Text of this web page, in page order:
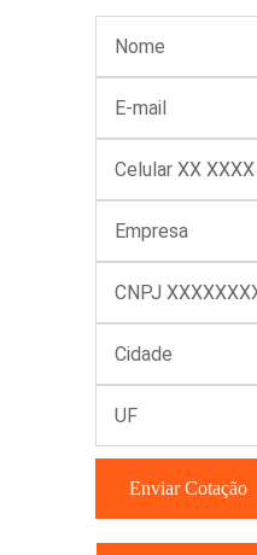
Enviar Cotação